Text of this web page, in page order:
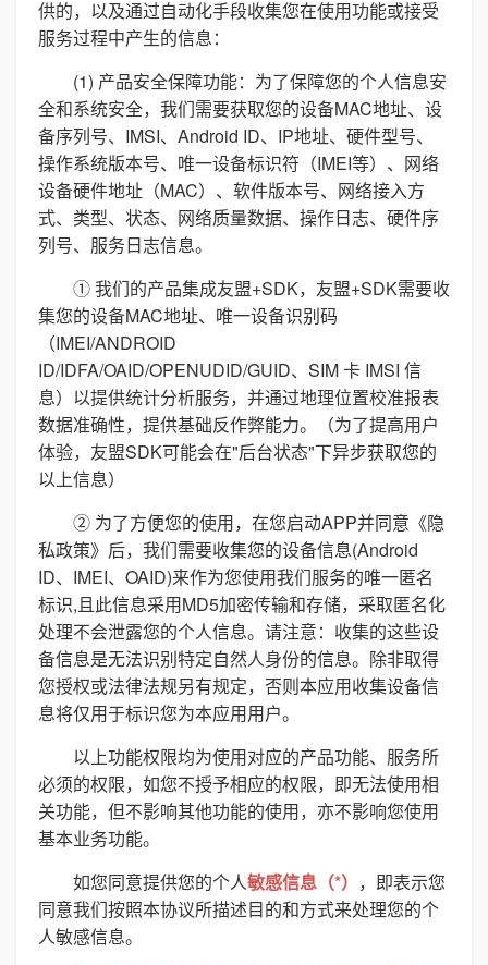
供的，以及通过自动化手段收集您在使用功能或接受
服务过程中产生的信息：
(1) 产品安全保障功能：为了保障您的个人信息安
全和系统安全，我们需要获取您的设备MAC地址、设
备序列号、IMSI、Android ID、IP地址、硬件型号、
操作系统版本号、唯一设备标识符（IMEI等）、网络
设备硬件地址（MAC）、软件版本号、网络接入方
式、类型、状态、网络质量数据、操作日志、硬件序
列号、服务日志信息。
① 我们的产品集成友盟+SDK，友盟+SDK需要收
集您的设备MAC地址、唯一设备识别码
（IMEI/ANDROID
ID/IDFA/OAID/OPENUDID/GUID、SIM 卡 IMSI 信
息）以提供统计分析服务，并通过地理位置校准报表
数据准确性，提供基础反作弊能力。（为了提高用户
体验，友盟SDK可能会在"后台状态"下异步获取您的
以上信息）
② 为了方便您的使用，在您启动APP并同意《隐
私政策》后，我们需要收集您的设备信息(Android
ID、IMEI、OAID)来作为您使用我们服务的唯一匿名
标识,且此信息采用MD5加密传输和存储，采取匿名化
处理不会泄露您的个人信息。请注意：收集的这些设
备信息是无法识别特定自然人身份的信息。除非取得
您授权或法律法规另有规定，否则本应用收集设备信
息将仅用于标识您为本应用用户。
以上功能权限均为使用对应的产品功能、服务所
必须的权限，如您不授予相应的权限，即无法使用相
关功能，但不影响其他功能的使用，亦不影响您使用
基本业务功能。
如您同意提供您的个人敏感信息（*） ，即表示您
同意我们按照本协议所描述目的和方式来处理您的个
人敏感信息。